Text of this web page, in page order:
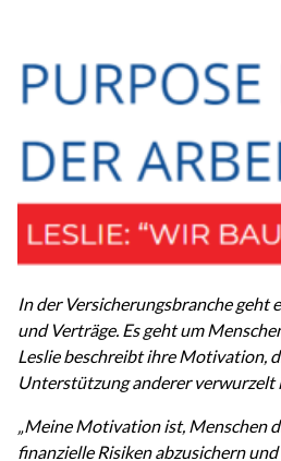
In der Versicherungsbranche geht
und Verträge. Es geht um
Leslie beschreibt ihre Motivation,
Unterstützung anderer verwurzelt
„Meine Motivation ist, Menschen
finanzielle Risiken abzusichern